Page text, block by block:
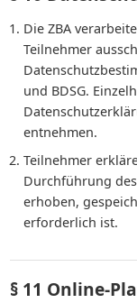
Die ZBA
Teilnehmer
und BDSG.
entnehmen.
Teilnehmer
Durchführung
erhoben,
erforderlich ist.
§ 11 Online-